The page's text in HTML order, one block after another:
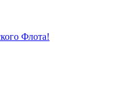
Флота!